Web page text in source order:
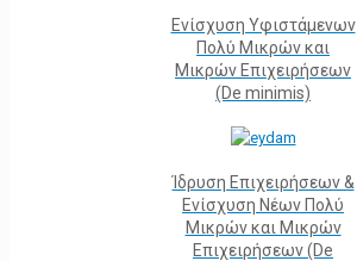
Ενίσχυση Υφιστάμενων
Πολύ Μικρών και
Μικρών Επιχειρήσεων
(De minimis)
Ίδρυση Επιχειρήσεων &
Ενίσχυση Νέων Πολύ
Μικρών και Μικρών
Επιχειρήσεων (De